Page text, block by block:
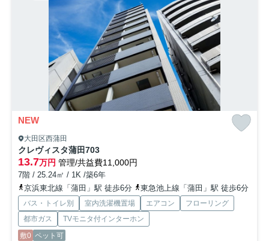
NEW
大田区西蒲田
クレヴィスタ蒲田703
13.7万円 管理/共益費11,000円
7階 / 25.24㎡ / 1K /築6年
京浜東北線「蒲田」駅 徒歩6分
東急池上線「蒲田」駅 徒歩6分
バス・トイレ別 室内洗濯機置場 エアコン
フローリング
都市ガス
TVモニタ付インターホン
敷0 ペット可